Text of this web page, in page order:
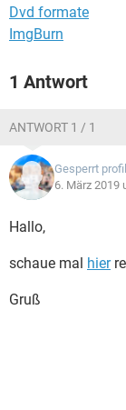
Dvd formate
ImgBurn
1 Antwort
ANTWORT 1 / 1
Gesperrt profil
6. März 2019
Hallo,
schaue mal hier
Gruß